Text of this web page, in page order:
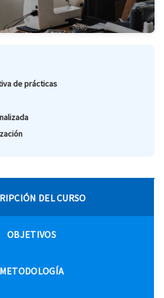
de prácticas
DEL CURSO
OBJETIVOS
METODOLOGÍA